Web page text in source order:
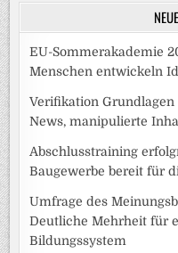
EU-Sommerakademie
Menschen entwickeln
Verifikation
News, manipulierte
Abschlusstraining
Baugewerbe bereit für
Umfrage des
Deutliche Mehrheit für
Bildungssystem